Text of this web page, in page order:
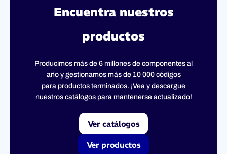
Encuentra nuestros
productos
Producimos más de 6 millones de componentes al
año y gestionamos más de 10 000 códigos
para productos terminados. ¡Vea y descargue
nuestros catálogos para mantenerse actualizado!
Ver catálogos
Ver productos